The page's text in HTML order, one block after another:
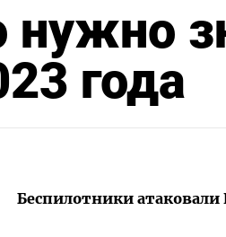
нужно
года
Беспилотники атаковали